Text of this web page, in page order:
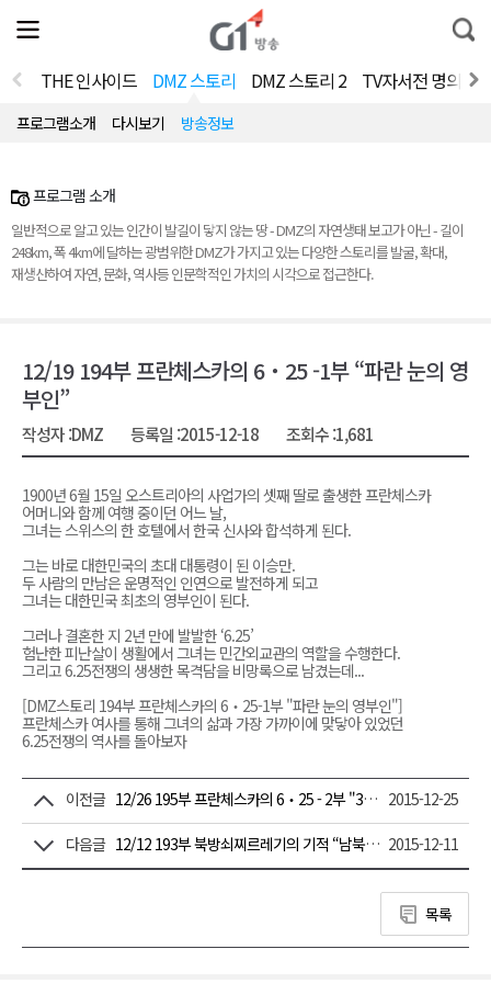
전
체
뉴
열
통
합
색
THE 인사이드 DMZ 스토리 DMZ 스토리 2 TV자서전 명의
프로그램소개 다시보기 방송정보
프로그램 소개
일반적으로 알고 있는 인간이 발길이 닿지 않는 땅 - DMZ의 자연생태 보고가 아닌 - 길이
248km, 폭 4km에 달하는 광범위한 DMZ가 가지고 있는 다양한 스토리를 발굴, 확대,
재생산하여 자연, 문화, 역사등 인문학적인 가치의 시각으로 접근한다.
12/19 194부 프란체스카의 6‧25 -1부 “파란 눈의 영
부인”
작성자 :DMZ 등록일 :2015-12-18 조회수 :1,681
1900년 6월 15일 오스트리아의 사업가의 셋째 딸로 출생한 프란체스카
어머니와 함께 여행 중이던 어느 날,
그녀는 스위스의 한 호텔에서 한국 신사와 합석하게 된다.
그는 바로 대한민국의 초대 대통령이 된 이승만.
두 사람의 만남은 운명적인 인연으로 발전하게 되고
그녀는 대한민국 최초의 영부인이 된다.
그러나 결혼한 지 2년 만에 발발한 ‘6.25’
험난한 피난살이 생활에서 그녀는 민간외교관의 역할을 수행한다.
그리고 6.25전쟁의 생생한 목격담을 비망록으로 남겼는데...
[DMZ스토리 194부 프란체스카의 6‧25-1부 "파란 눈의 영부인"]
프란체스카 여사를 통해 그녀의 삶과 가장 가까이에 맞닿아 있었던
6.25전쟁의 역사를 돌아보자
이전글 12/26 195부 프란체스카의 6‧25 - 2부 "33년 만에 공개된 비망록" 2015-12-25
다음글 12/12 193부 북방쇠찌르레기의 기적 “남북의 父子를 이어주다” 2015-12-11
목록